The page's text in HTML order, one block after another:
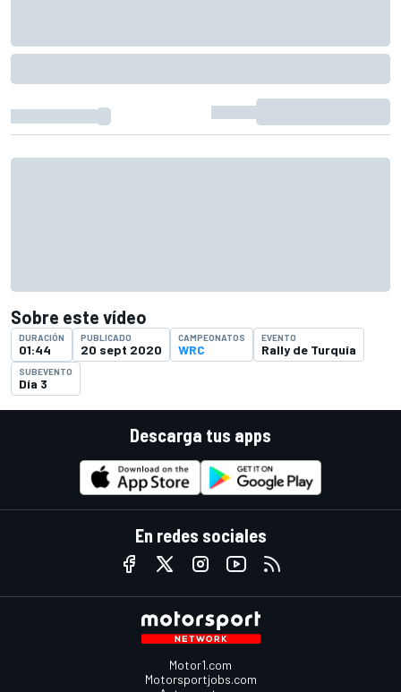
Sobre este vídeo
DURACIÓN
01:44
PUBLICADO
20 sept 2020
CAMPEONATOS
WRC
EVENTO
Rally de Turquía
SUBEVENTO
Día 3
Descarga tus apps
En redes sociales
Motor1.com
Motorsportjobs.com